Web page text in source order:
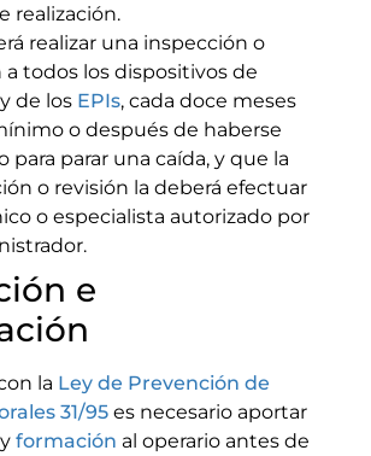
realización.
realizar una inspección o
a todos los dispositivos de
de los EPIs, cada doce meses
o después de haberse
para parar una caída, y que la
o revisión la deberá efectuar
o especialista autorizado por
e
la Ley de Prevención de
31/95 es necesario aportar
formación al operario antes de